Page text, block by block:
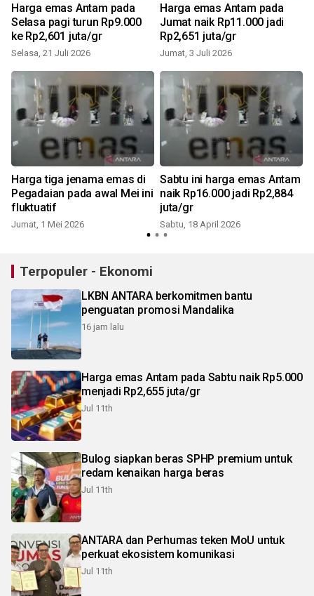
Harga emas Antam pada
Selasa pagi turun Rp9.000
ke Rp2,601 juta/gr
Selasa, 21 Juli 2026
Harga emas Antam pada
Jumat naik Rp11.000 jadi
Rp2,651 juta/gr
Jumat, 3 Juli 2026
Harga tiga jenama emas di
Pegadaian pada awal Mei ini
fluktuatif
Jumat, 1 Mei 2026
Sabtu ini harga emas Antam
naik Rp16.000 jadi Rp2,884
juta/gr
Sabtu, 18 April 2026
Terpopuler - Ekonomi
LKBN ANTARA berkomitmen bantu
penguatan promosi Mandalika
16 jam lalu
Harga emas Antam pada Sabtu naik Rp5.000
menjadi Rp2,655 juta/gr
Jul 11th
Bulog siapkan beras SPHP premium untuk
redam kenaikan harga beras
Jul 11th
ANTARA dan Perhumas teken MoU untuk
perkuat ekosistem komunikasi
Jul 11th